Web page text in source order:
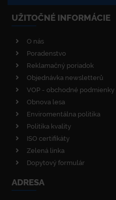
UŽITOČNÉ INFORMÁCIE
O nás
Poradenstvo
Reklamačný poriadok
Objednávka newsletterů
VOP - obchodné podmienky
Obnova lesa
Enviromentálna politika
Politika kvality
ISO certifikáty
Zelená linka
Dopytový formulár
ADRESA